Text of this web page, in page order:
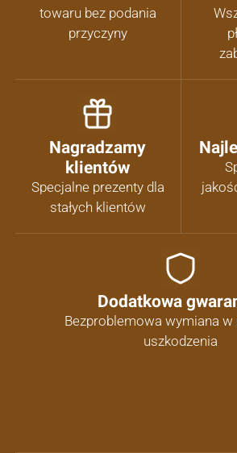
towaru bez podania
przyczyny
Nagradzamy
klientów
Specjalne prezenty dla
stałych klientów
Dodatkowa
Bezproblemowa wymiana w
uszkodzenia